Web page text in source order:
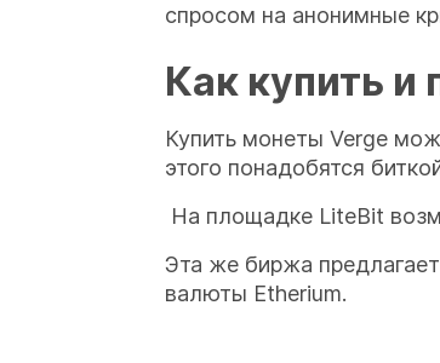
спросом на анонимные
Как купить и
Купить монеты Verge
этого понадобятся
На площадке LiteBit
Эта же биржа
валюты Etherium.